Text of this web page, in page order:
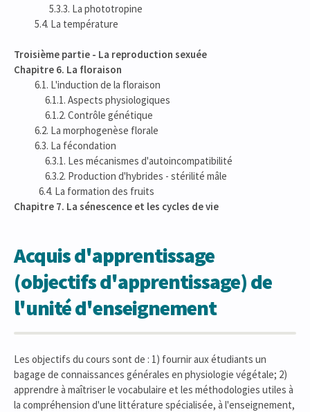
5.3.3. La phototropine
5.4. La température
Troisième partie - La reproduction sexuée
Chapitre 6. La floraison
6.1. L'induction de la floraison
6.1.1. Aspects physiologiques
6.1.2. Contrôle génétique
6.2. La morphogenèse florale
6.3. La fécondation
6.3.1. Les mécanismes d'autoincompatibilité
6.3.2. Production d'hybrides - stérilité mâle
6.4. La formation des fruits
Chapitre 7. La sénescence et les cycles de vie
Acquis d'apprentissage
(objectifs d'apprentissage) de
l'unité d'enseignement
Les objectifs du cours sont de : 1) fournir aux étudiants un
bagage de connaissances générales en physiologie végétale; 2)
apprendre à maîtriser le vocabulaire et les méthodologies utiles à
la compréhension d'une littérature spécialisée, à l'enseignement,